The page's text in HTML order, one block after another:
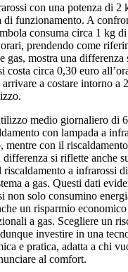
con una potenza di 2
di funzionamento. A
consuma circa 1 kg di
prendendo come
gas, mostra una
costa circa 0,30 euro
a costare intorno a
medio giornaliero di
con lampada a
mentre con il
differenza si riflette anche
riscaldamento a infrarossi
a gas. Questi dati
non solo consumino
un risparmio
a gas. Scegliere un
investire in una
e pratica, adatta a chi
al comfort.